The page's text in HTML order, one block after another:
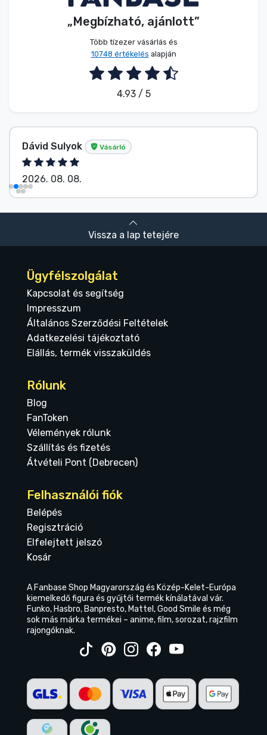
„Megbízható, ajánlott”
Több tízezer vásárlás és
10748 értékelés alapján
4.93 / 5
Dávid Sulyok Vásárló
2026. 08. 08.
Vissza a lap tetejére
Ügyfélszolgálat
Kapcsolat és segítség
Impresszum
Általános Szerződési Feltételek
Adatkezelési tájékoztató
Elállás, termék visszaküldés
Rólunk
Blog
FanToken
Vélemények rólunk
Szállítás és fizetés
Átvételi Pont (Debrecen)
Felhasználói fiók
Belépés
Regisztráció
Elfelejtett jelszó
Kosár
A Fanbase Shop Magyarország és Közép-Kelet-Európa
kiemelkedő figura és gyűjtői termék kínálatával vár.
Funko, Hasbro, Banpresto, Mattel, Good Smile és még
sok más márka termékei – anime, film, sorozat, rajzfilm
rajongóknak.